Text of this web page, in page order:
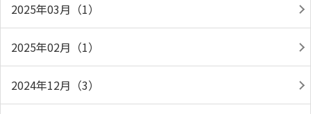
2025年03月（1）
2025年02月（1）
2024年12月（3）